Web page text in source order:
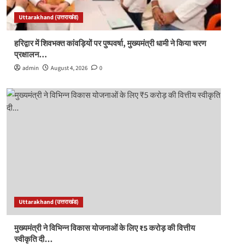
Uttarakhand (उत्तराखंड)
हरिद्वार में शिवभक्त कांवड़ियों पर पुष्पवर्षा, मुख्यमंत्री धामी ने किया चरण
प्रक्षालन…
admin August 4, 2026 0
Uttarakhand (उत्तराखंड)
मुख्यमंत्री ने विभिन्न विकास योजनाओं के लिए ₹5 करोड़ की वित्तीय
स्वीकृति दी…